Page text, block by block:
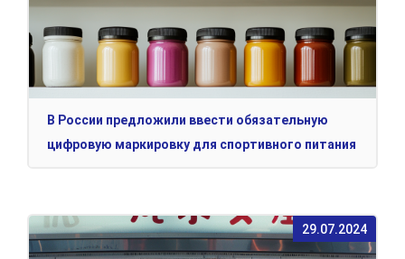
В России предложили ввести обязательную
цифровую маркировку для спортивного питания
29.07.2024